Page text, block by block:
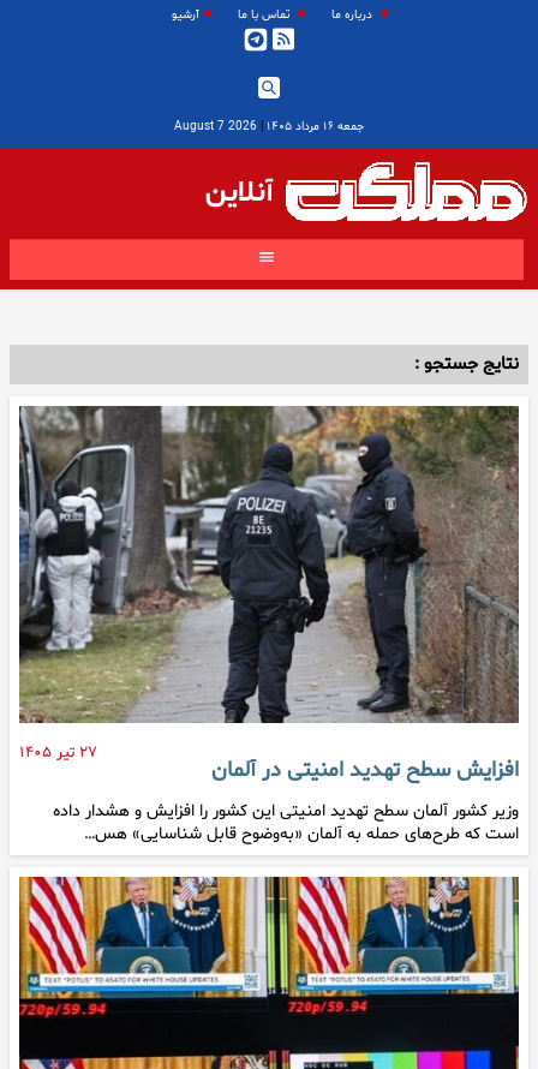
درباره ما تماس با ما آرشیو
جمعه ۱۶ مرداد ۱۴۰۵ |
2026 August 7
آنلاین
نتایج جستجو :
۲۷ تیر ۱۴۰۵
افزایش سطح تهدید امنیتی در آلمان
وزیر کشور آلمان سطح تهدید امنیتی این کشور را افزایش و هشدار داده
است که طرح‌های حمله به آلمان «به‌وضوح قابل شناسایی» هس…